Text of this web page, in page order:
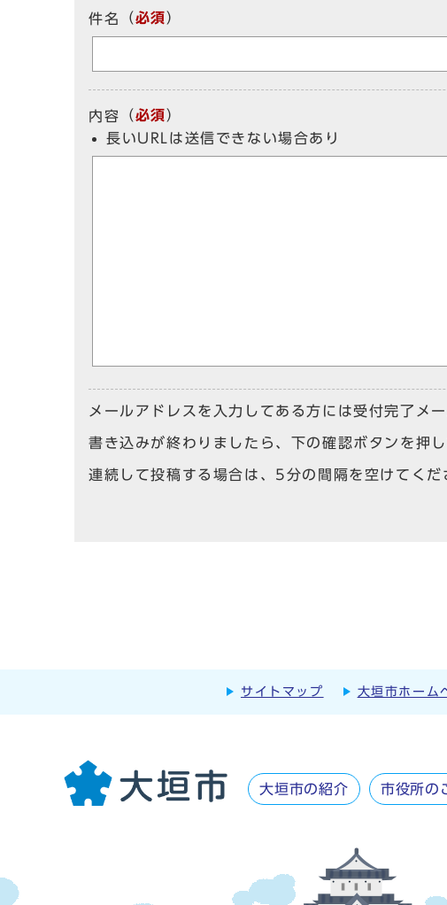
件名 （必須）
内容 （必須）
長いURLは送信できない場合あり
メールアドレスを入力してある方には受付完了メ
書き込みが終わりましたら、下の確認ボタンを押し
連続して投稿する場合は、5分の間隔を空けてくだ
サイトマップ 大垣市ホーム
大垣市の紹介 市役所の